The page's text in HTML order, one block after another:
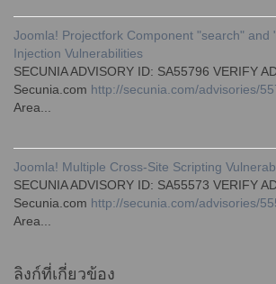
Joomla! Projectfork Component "search" and
Injection Vulnerabilities
SECUNIA ADVISORY ID: SA55796 VERIFY
Secunia.com http://secunia.com/advisories/
Area...
Joomla! Multiple Cross-Site Scripting
SECUNIA ADVISORY ID: SA55573 VERIFY
Secunia.com http://secunia.com/advisories/
Area...
ลิงก์ที่เกี่ยวข้อง